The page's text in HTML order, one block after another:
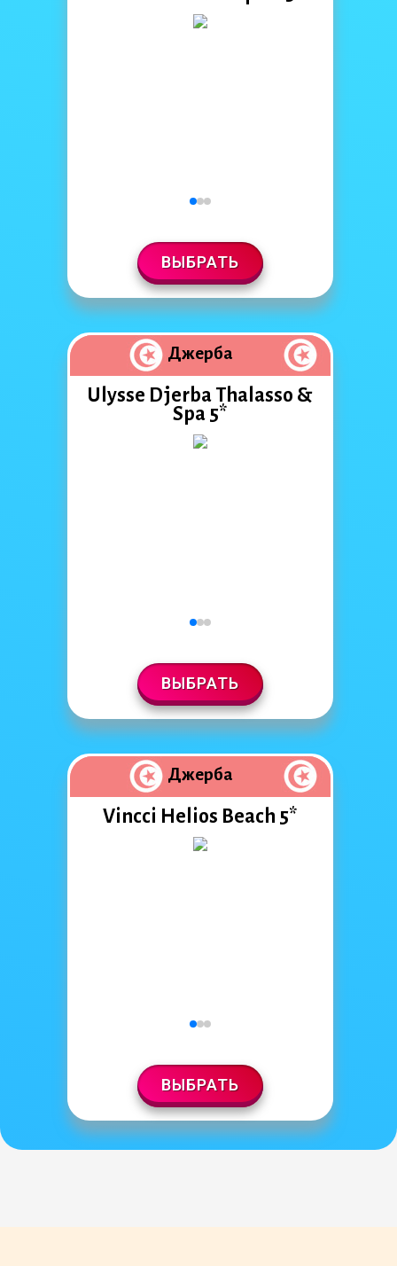
ВЫБРАТЬ
Джерба
Ulysse Djerba Thalasso &
Spa 5*
ВЫБРАТЬ
Джерба
Vincci Helios Beach 5*
ВЫБРАТЬ